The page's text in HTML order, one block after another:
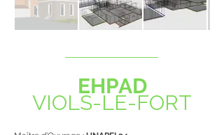
EHPAD
VIOLS-LE-FORT